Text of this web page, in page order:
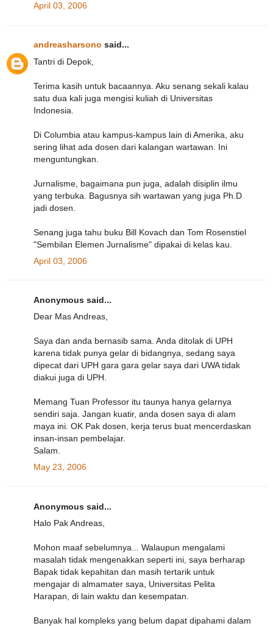
April 03, 2006
andreasharsono said...
Tantri di Depok,
Terima kasih untuk bacaannya. Aku senang sekali kalau
satu dua kali juga mengisi kuliah di Universitas
Indonesia.
Di Columbia atau kampus-kampus lain di Amerika, aku
sering lihat ada dosen dari kalangan wartawan. Ini
menguntungkan.
Jurnalisme, bagaimana pun juga, adalah disiplin ilmu
yang terbuka. Bagusnya sih wartawan yang juga Ph.D
jadi dosen.
Senang juga tahu buku Bill Kovach dan Tom Rosenstiel
"Sembilan Elemen Jurnalisme" dipakai di kelas kau.
April 03, 2006
Anonymous said...
Dear Mas Andreas,
Saya dan anda bernasib sama. Anda ditolak di UPH
karena tidak punya gelar di bidangnya, sedang saya
dipecat dari UPH gara gara gelar saya dari UWA tidak
diakui juga di UPH.
Memang Tuan Professor itu taunya hanya gelarnya
sendiri saja. Jangan kuatir, anda dosen saya di alam
maya ini. OK Pak dosen, kerja terus buat mencerdaskan
insan-insan pembelajar.
Salam.
May 23, 2006
Anonymous said...
Halo Pak Andreas,
Mohon maaf sebelumnya... Walaupun mengalami
masalah tidak mengenakkan seperti ini, saya berharap
Bapak tidak kepahitan dan masih tertarik untuk
mengajar di almamater saya, Universitas Pelita
Harapan, di lain waktu dan kesempatan.
Banyak hal kompleks yang belum dapat dipahami dalam